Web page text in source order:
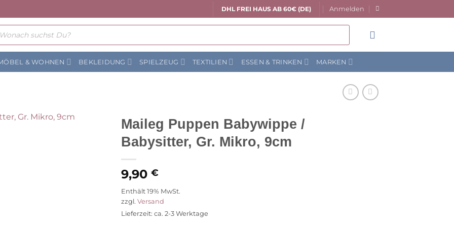
DHL FREI HAUS AB 60€ (DE) Anmelden
& WOHNEN BEKLEIDUNG SPIELZEUG TEXTILIEN ESSEN & TRINKEN MARKEN
Maileg Puppen Babywippe /
Babysitter, Gr. Mikro, 9cm
9,90 €
Enthält 19% MwSt.
zzgl. Versand
Lieferzeit: ca. 2-3 Werktage